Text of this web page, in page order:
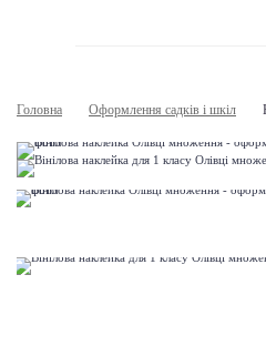
Головна Оформлення садків і шкіл